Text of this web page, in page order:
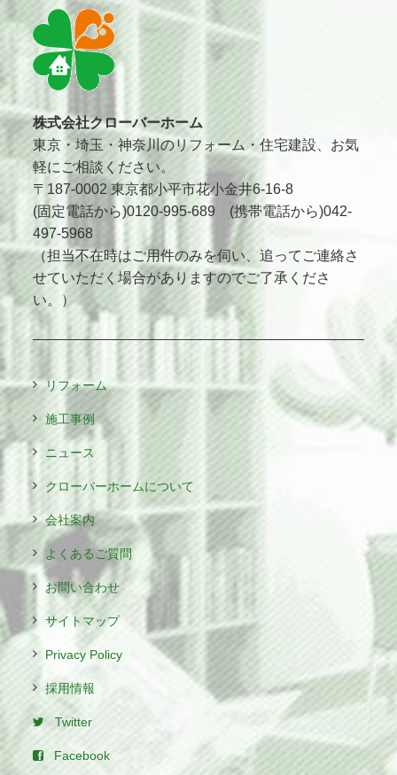
株式会社クローバーホーム
東京・埼玉・神奈川のリフォーム・住宅建設、お気
軽にご相談ください。
〒187-0002 東京都小平市花小金井6-16-8
(固定電話から)0120-995-689 (携帯電話から)042-
497-5968
（担当不在時はご用件のみを伺い、追ってご連絡さ
せていただく場合がありますのでご了承くださ
い。）
リフォーム
施工事例
ニュース
クローバーホームについて
会社案内
よくあるご質問
お問い合わせ
サイトマップ
Privacy Policy
採用情報
Twitter
Facebook